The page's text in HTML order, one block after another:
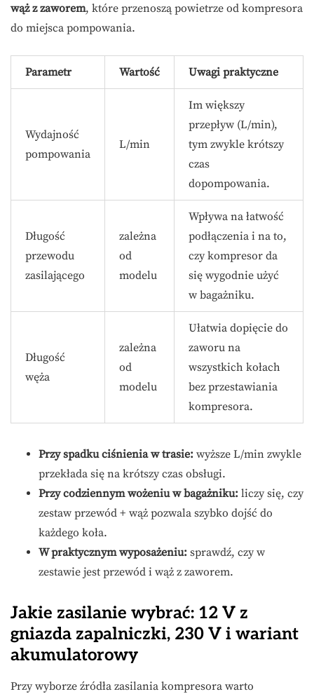
wąż z zaworem, które przenoszą powietrze od kompresora
do miejsca pompowania.
Parametr Wartość Uwagi praktyczne
Wydajność
pompowania
L/min
Im większy
przepływ (L/min),
tym zwykle krótszy
czas
dopompowania.
Długość
przewodu
zasilającego
zależna
od
modelu
Wpływa na łatwość
podłączenia i na to,
czy kompresor da
się wygodnie użyć
w bagażniku.
Długość
węża
zależna
od
modelu
Ułatwia dopięcie do
zaworu na
wszystkich kołach
bez przestawiania
kompresora.
Przy spadku ciśnienia w trasie: wyższe L/min zwykle
przekłada się na krótszy czas obsługi.
Przy codziennym wożeniu w bagażniku: liczy się, czy
zestaw przewód + wąż pozwala szybko dojść do
każdego koła.
W praktycznym wyposażeniu: sprawdź, czy w
zestawie jest przewód i wąż z zaworem.
Jakie zasilanie wybrać: 12 V z
gniazda zapalniczki, 230 V i wariant
akumulatorowy
Przy wyborze źródła zasilania kompresora warto